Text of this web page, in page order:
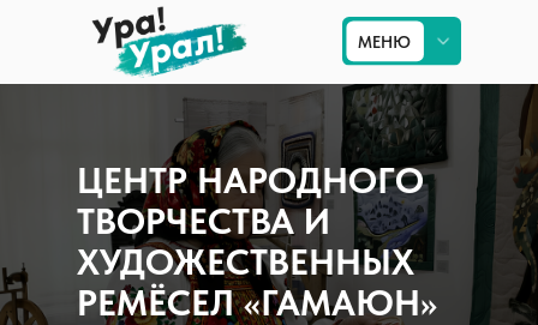
Экскурсии в Екатеринбурге
Туры по Уралу
Туры по России
Приём на Урале
МЕНЮ
МЕНЮ
ЦЕНТР НАРОДНОГО
ТВОРЧЕСТВА И
ХУДОЖЕСТВЕННЫХ
РЕМЁСЕЛ «ГАМАЮН»